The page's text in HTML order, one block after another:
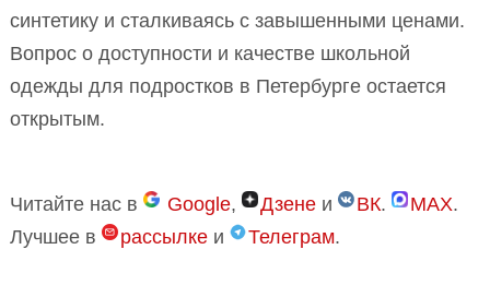
синтетику и сталкиваясь с завышенными ценами.
Вопрос о доступности и качестве школьной
одежды для подростков в Петербурге остается
открытым.
Читайте нас в Google, Дзене и ВК. MAX.
Лучшее в
рассылке и Телеграм.